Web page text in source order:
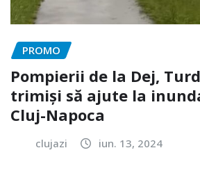
PROMO
Pompierii de la Dej,
trimiși să ajute la
Cluj-Napoca
clujazi iun. 13, 2024